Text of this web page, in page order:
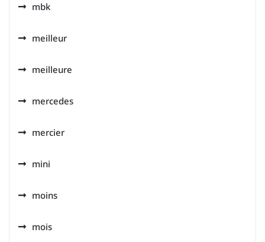
mbk
meilleur
meilleure
mercedes
mercier
mini
moins
mois